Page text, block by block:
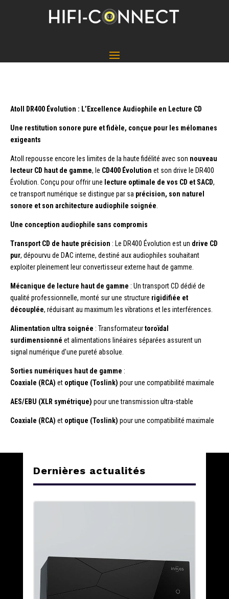
Atoll DR400 Évolution : L’Excellence Audiophile en Lecture CD
Une restitution sonore pure et fidèle, conçue pour les mélomanes
exigeants
Atoll repousse encore les limites de la haute fidélité avec son nouveau
lecteur CD haut de gamme, le CD400 Évolution et son drive le DR400
Évolution. Conçu pour offrir une lecture optimale de vos CD et SACD,
ce transport numérique se distingue par sa précision, son naturel
sonore et son architecture audiophile soignée
Une conception audiophile sans compromis
Transport CD de haute précision : Le DR400 Évolution est un drive CD
pur, dépourvu de DAC interne, destiné aux audiophiles souhaitant
exploiter pleinement leur convertisseur externe haut de gamme.
Mécanique de lecture haut de gamme : Un transport CD dédié de
qualité professionnelle, monté sur une structure rigidifiée et
découplée, réduisant au maximum les vibrations et les interférences.
Alimentation ultra soignée : Transformateurtoroïdal
surdimensionné et alimentations linéaires séparées assurent un
signal numérique d’une pureté absolue.
Sorties numériques haut de gamme :
Coaxiale (RCA) et optique (Toslink) pour une compatibilité maximale
AES/EBU (XLR symétrique) pour une transmission ultra-stable
Coaxiale (RCA) et optique (Toslink) pour une compatibilité maximale
Dernières actualités